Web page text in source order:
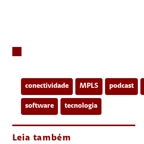
conectividade MPLS podcast
software tecnologia
Leia também